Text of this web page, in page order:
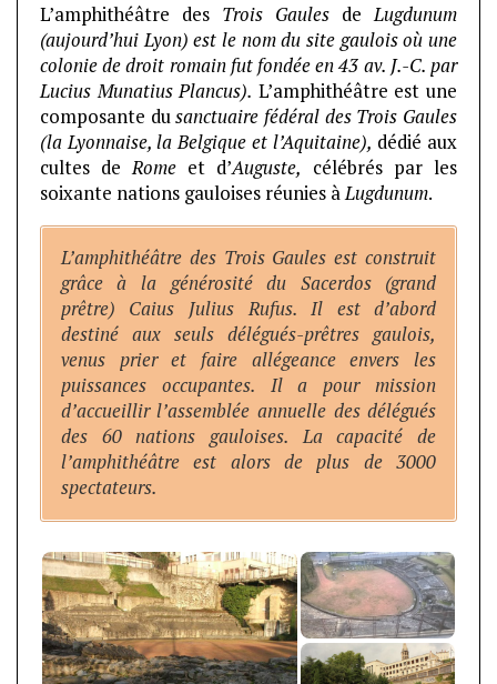
L’amphithéâtre des Trois Gaules deLugdunum
(aujourd’hui Lyon) est le nom du site gaulois où une
colonie de droit romain fut fondée en 43 av. J.-C. par
Lucius Munatius Plancus). L’amphithéâtre est une
composante dusanctuaire fédéral des Trois Gaules
(la Lyonnaise, la Belgique et l’Aquitaine), dédié aux
cultes deRome et d’Auguste, célébrés par les
soixante nations gauloises réunies àLugdunum.
L’amphithéâtre des Trois Gaules est construit
grâce à la générosité du Sacerdos (grand
prêtre) Caius Julius Rufus. Il est d’abord
destiné aux seuls délégués-prêtres gaulois,
venus prier et faire allégeance envers les
puissances occupantes. Il a pour mission
d’accueillir l’assemblée annuelle des délégués
des 60 nations gauloises. La capacité de
l’amphithéâtre est alors de plus de 3000
spectateurs.